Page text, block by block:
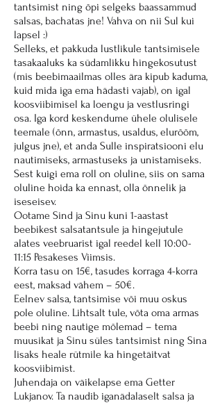
tantsimist ning õpi selgeks baassammud
salsas, bachatas jne! Vahva on nii Sul kui
lapsel :)
Selleks, et pakkuda lustlikule tantsimisele
tasakaaluks ka südamlikku hingekosutust
(mis beebimaailmas olles ära kipub kaduma,
kuid mida iga ema hädasti vajab), on igal
koosviibimisel ka loengu ja vestlusringi
osa. Iga kord keskendume ühele olulisele
teemale (õnn, armastus, usaldus, elurõõm,
julgus jne), et anda Sulle inspiratsiooni elu
nautimiseks, armastuseks ja unistamiseks.
Sest kuigi ema roll on oluline, siis on sama
oluline hoida ka ennast, olla õnnelik ja
iseseisev.
Ootame Sind ja Sinu kuni 1-aastast
beebikest salsatantsule ja hingejutule
alates veebruarist igal reedel kell 10:00-
11:15 Pesakeses Viimsis.
Korra tasu on 15€, tasudes korraga 4-korra
eest, maksad vähem – 50€.
Eelnev salsa, tantsimise või muu oskus
pole oluline. Lihtsalt tule, võta oma armas
beebi ning nautige mõlemad – tema
muusikat ja Sinu süles tantsimist ning Sina
lisaks heale rütmile ka hingetäitvat
koosviibimist.
Juhendaja on väikelapse ema Getter
Lukjanov. Ta naudib iganädalaselt salsa ja